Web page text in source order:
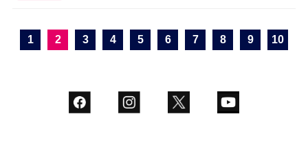
1 2 3 4 5 6 7 8 9 10